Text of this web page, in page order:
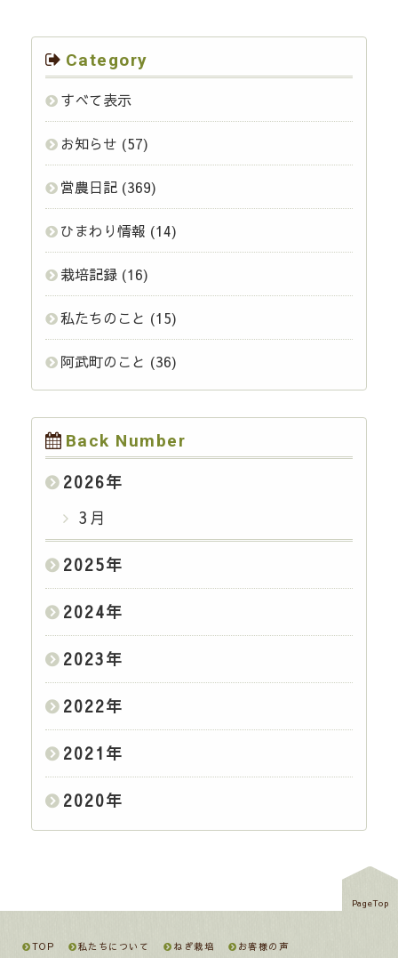
Category
すべて表示
お知らせ (57)
営農日記(369)
ひまわり情報 (14)
栽培記録(16)
私たちのこと (15)
阿武町のこと (36)
Back Number
2026年
3月
2025年
2024年
2023年
2022年
2021 年
2020年
PageTop
TOP 私たちについて ねぎ栽培 お客様の声